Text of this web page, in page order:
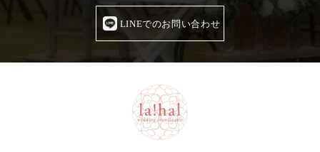
LINEでのお問い合わせ